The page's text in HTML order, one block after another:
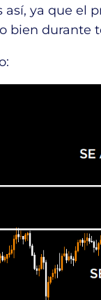
así, ya que el
bien durante